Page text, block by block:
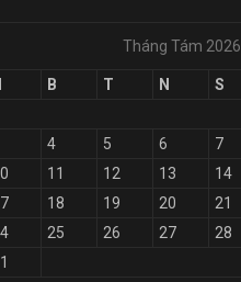
Tháng Tám 2026
B T N S
4 5 6 7
11 12 13 14
18 19 20 21
25 26 27 28